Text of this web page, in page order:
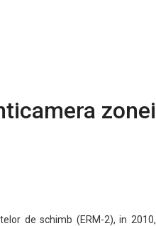
zonei
de schimb (ERM-2), in 2010,